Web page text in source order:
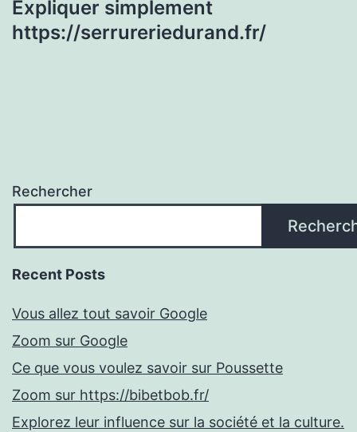
Expliquer simplement
https://serrureriedurand.fr/
Rechercher
Recent Posts
Vous allez tout savoir Google
Zoom sur Google
Ce que vous voulez savoir sur Poussette
Zoom sur https://bibetbob.fr/
Explorez leur influence sur la société et la culture.